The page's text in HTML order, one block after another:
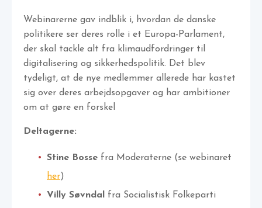
Webinarerne gav indblik i, hvordan de danske
politikere ser deres rolle i et Europa-Parlament,
der skal tackle alt fra klimaudfordringer til
digitalisering og sikkerhedspolitik. Det blev
tydeligt, at de nye medlemmer allerede har kastet
sig over deres arbejdsopgaver og har ambitioner
om at gøre en forskel
Deltagerne:
Stine Bosse fra Moderaterne (se webinaret
her)
Villy Søvndal fra Socialistisk Folkeparti